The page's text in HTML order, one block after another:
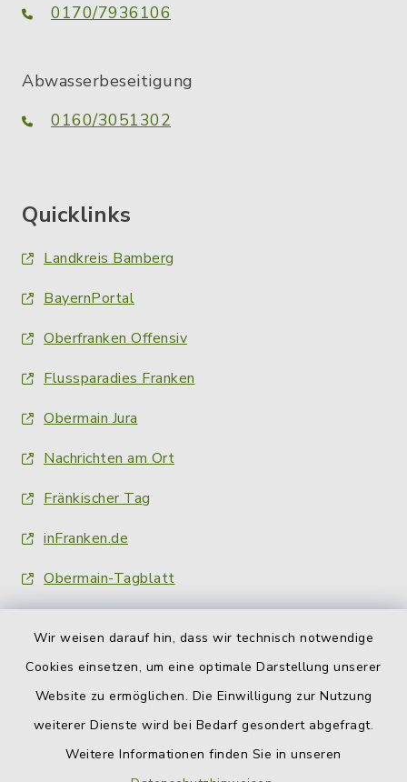
Wir weisen darauf hin, dass wir technisch notwendige
Cookies einsetzen, um eine optimale Darstellung unserer
Website zu ermöglichen. Die Einwilligung zur Nutzung
weiterer Dienste wird bei Bedarf gesondert abgefragt.
Weitere Informationen finden Sie in unseren
0170/7936106
Abwasserbeseitigung
0160/3051302
Quicklinks
Landkreis Bamberg
BayernPortal
Oberfranken Offensiv
Flussparadies Franken
Obermain Jura
Nachrichten am Ort
Fränkischer Tag
inFranken.de
Obermain-Tagblatt
Barrierefreiheit